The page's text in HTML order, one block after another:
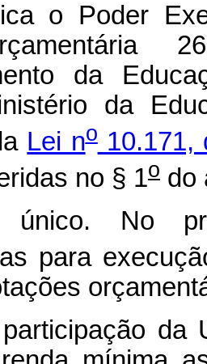
o Poder
da
da
Lei no10.171,
no § 1o do
único. No
para
da